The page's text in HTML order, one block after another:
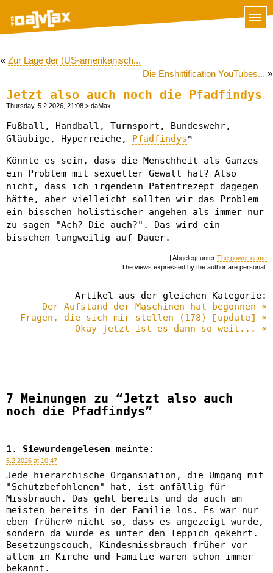
« Zur Lage der (US-amerikanisch...
Die Enshittification YouTubes... »
Jetzt also auch noch die Pfadfindys
Thursday, 5.2.2026, 21:08 > daMax
Fußball, Handball, Turnsport, Bundeswehr,
Gläubige, Hyperreiche, Pfadfindys*
Könnte es sein, dass die Menschheit als Ganzes
ein Problem mit sexueller Gewalt hat? Also
nicht, dass ich irgendein Patentrezept dagegen
hätte, aber vielleicht sollten wir das Problem
ein bisschen holistischer angehen als immer nur
zu sagen "Ach? Die auch?". Das wird ein
bisschen langweilig auf Dauer.
| Abgelegt unter The power game
The views expressed by the author are personal.
Artikel aus der gleichen Kategorie:
Der Aufstand der Maschinen hat begonnen «
Fragen, die sich mir stellen (178) [update] «
Okay jetzt ist es dann so weit... «
7 Meinungen zu “Jetzt also auch
noch die Pfadfindys”
Siewurdengelesen meinte:
6.2.2026 at 10:47
Jede hierarchische Organsiation, die Umgang mit
"Schutzbefohlenen" hat, ist anfällig für
Missbrauch. Das geht bereits und da auch am
meisten bereits in der Familie los. Es war nur
eben früher® nicht so, dass es angezeigt wurde,
sondern da wurde es unter den Teppich gekehrt.
Besetzungscouch, Kindesmissbrauch früher vor
allem in Kirche und Familie waren schon immer
bekannt.